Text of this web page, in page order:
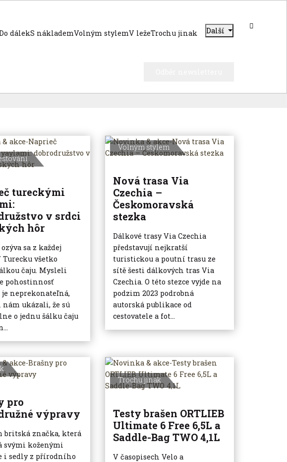
dálekS náklademVolným stylemV ležeTrochu jinak Další
tureckými
v srdci
hôr
ozýva sa z každej
všetko
čaju. Mysleli
pohostinnosť
neprekonateľná,
nám ukázali, že sú
o jednu šálku čaju
Volným stylem
Nová trasa Via
Czechia –
Českomoravská
stezka
Dálkové trasy Via Czechia
představují nejkratší
turistickou a poutní trasu ze
sítě šesti dálkových tras Via
Czechia. O této stezce vyjde na
podzim 2023 podrobná
autorská publikace od
cestovatele a fot...
pro
výpravy
britská značka, která
svými koženými
i sedly z přírodního
Trochu jinak
Testy brašen ORTLIEB
Ultimate 6 Free 6,5L a
Saddle-Bag TWO 4,1L
V časopisech Velo a